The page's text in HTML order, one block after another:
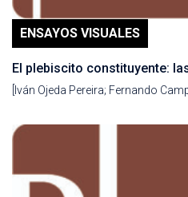
ENSAYOS VISUALES
El plebiscito constituyente:
[Iván Ojeda Pereira; Fernando